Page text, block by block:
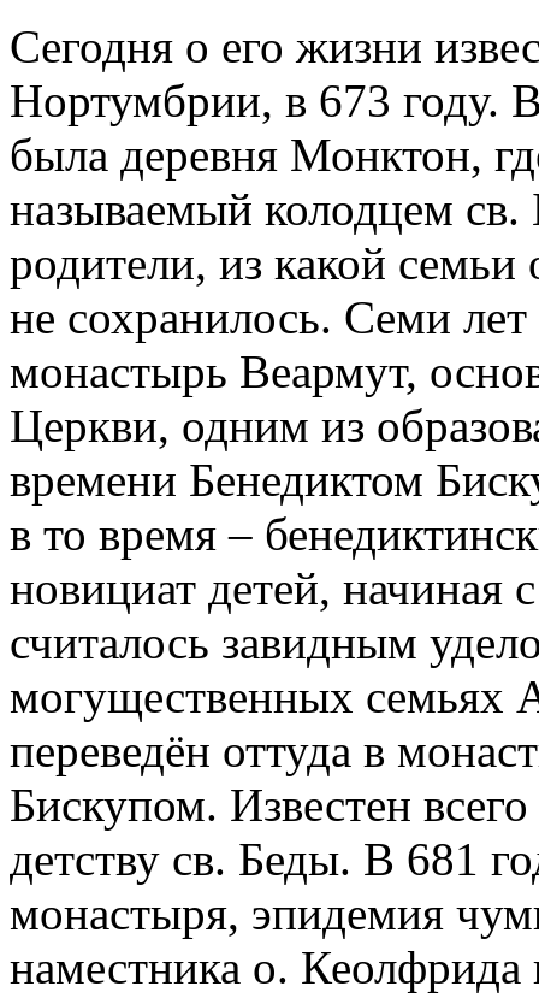
Сегодня о его жизни
Нортумбрии, в 673 году.
была деревня Монктон,
называемый колодцем
родители, из какой
не сохранилось. Семи
монастырь Веармут,
Церкви, одним из
времени Бенедиктом
в то время –
новициат детей, начиная
считалось завидным
могущественных семьях
переведён оттуда в
Бискупом. Известен
детству св. Беды. В 681
монастыря, эпидемия
наместника о.